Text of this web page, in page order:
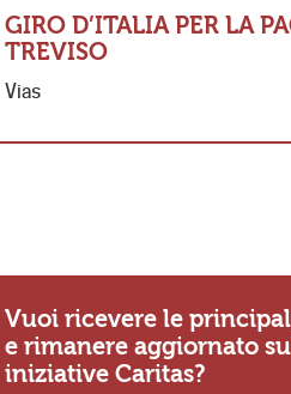
GIRO D’ITALIA PER LA
TREVISO
Vias
Vuoi ricevere le
e rimanere aggiornato
iniziative Caritas?